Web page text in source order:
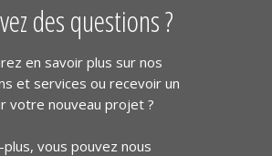
des questions ?
en savoir plus sur nos
et services ou recevoir un
votre nouveau projet ?
vous pouvez nous